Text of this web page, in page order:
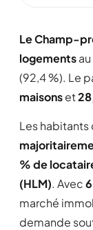
Le Champ-
logements
(92,4 %). Le
maisonset
Les
% de
(HLM). Avec
marché
demande